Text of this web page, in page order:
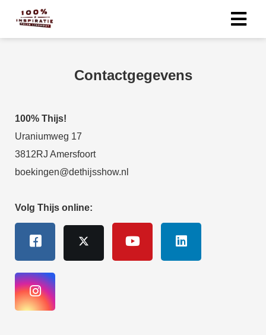
Contactgegevens
100% Thijs!
Uraniumweg 17
3812RJ Amersfoort
boekingen@dethijsshow.nl
Volg Thijs online: